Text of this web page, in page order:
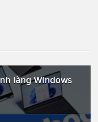
làng Windows